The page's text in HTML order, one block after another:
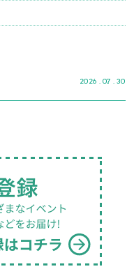
2026 . 07 . 30